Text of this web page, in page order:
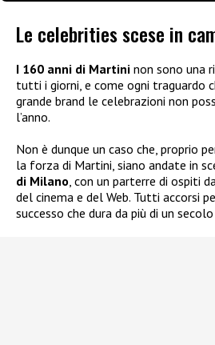
Le celebrities scese in
I 160 anni di Martini non sono una
tutti i giorni, e come ogni traguardo
grande brand le celebrazioni non
l’anno.
Non è dunque un caso che, proprio
la forza di Martini, siano andate in
di Milano, con un parterre di ospiti
del cinema e del Web. Tutti accorsi
successo che dura da più di un